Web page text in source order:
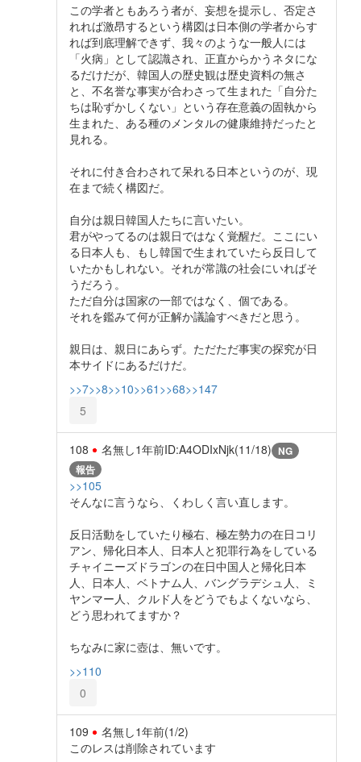
この学者ともあろう者が、妄想を提示し、否定さ
れれば激昂するという構図は日本側の学者からす
れば到底理解できず、我々のような一般人には
「火病」として認識され、正直からかうネタにな
るだけだが、韓国人の歴史観は歴史資料の無さ
と、不名誉な事実が合わさって生まれた「自分た
ちは恥ずかしくない」という存在意義の固執から
生まれた、ある種のメンタルの健康維持だったと
見れる。
それに付き合わされて呆れる日本というのが、現
在まで続く構図だ。
自分は親日韓国人たちに言いたい。
君がやってるのは親日ではなく覚醒だ。ここにい
る日本人も、もし韓国で生まれていたら反日して
いたかもしれない。それが常識の社会にいればそ
うだろう。
ただ自分は国家の一部ではなく、個である。
それを鑑みて何が正解か議論すべきだと思う。
親日は、親日にあらず。ただただ事実の探究が日
本サイドにあるだけだ。
>>7>>8>>10>>61 >>68>>147
5
108 名無し1年前ID:A4ODIxNjk(11/18) NG
報告
>>105
そんなに言うなら、くわしく言い直します。
反日活動をしていたり極右、極左勢力の在日コリ
アン、帰化日本人、日本人と犯罪行為をしている
チャイニーズドラゴンの在日中国人と帰化日本
人、日本人、ベトナム人、バングラデシュ人、ミ
ヤンマー人、クルド人をどうでもよくないなら、
どう思われてますか？
ちなみに家に壺は、無いです。
>>110
0
109 名無し1年前(1/2)
このレスは削除されています